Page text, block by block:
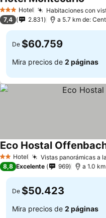
3 Estrellas
Hotel Habitaciones con
7,4 2.831 a 5.7 km de:
De $60.759
Mira precios de 2 páginas
2 Estrellas
Hotel Vistas panorámicas a
Eco Hostal
8,8 Excelente 969 a 1.0
De $50.423
Mira precios de 2 páginas